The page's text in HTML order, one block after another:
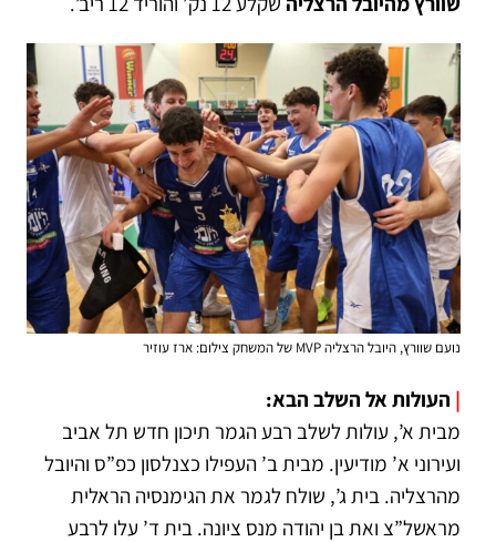
נועם שוורץ, היובל הרצליה MVP של המשחק צילום: ארז עוזיר
| העולות אל השלב הבא:
מבית א’, עולות לשלב רבע הגמר תיכון חדש תל אביב
ועירוני א’ מודיעין. מבית ב’ העפילו כצנלסון כפ”ס והיובל
מהרצליה. בית ג’, שולח לגמר את הגימנסיה הראלית
מראשל”צ ואת בן יהודה מנס ציונה. בית ד’ עלו לרבע